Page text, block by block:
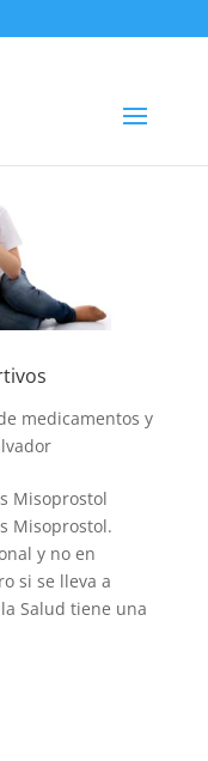
medicamentos y
Misoprostol
Misoprostol.
y no en
si se lleva a
Salud tiene una